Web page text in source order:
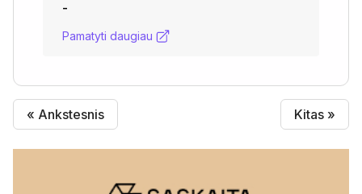
-
Pamatyti daugiau
« Ankstesnis Kitas »